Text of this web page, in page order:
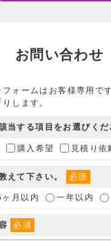
お問い合わせ
ォームはお客様専用で
します。
当する項目をお選びくだ
購入希望 見積り依
えて下さい。 必須
ヶ月以内 一年以内
必須